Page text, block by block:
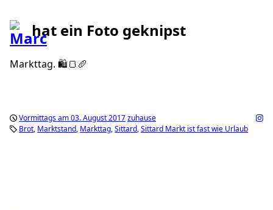
hat ein Foto geknipst
Markttag. 🛍🍞🥖
Vormittags am 03. August 2017zuhause
Brot Marktstand Markttag Sittard Sittard Markt ist fast wie Urlaub